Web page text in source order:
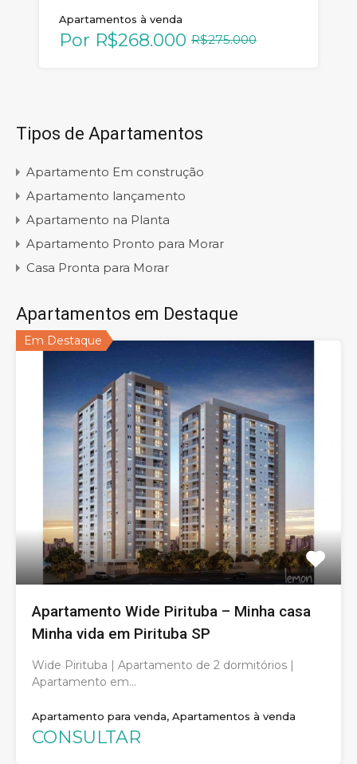
Apartamentos à venda
Por R$268.000 R$275.000
Tipos de Apartamentos
Apartamento Em construção
Apartamento lançamento
Apartamento na Planta
Apartamento Pronto para Morar
Casa Pronta para Morar
Apartamentos em Destaque
Em Destaque
Apartamento Wide Pirituba – Minha casa
Minha vida em Pirituba SP
Wide Pirituba | Apartamento de 2 dormitórios |
Apartamento em…
Apartamento para venda, Apartamentos à venda
CONSULTAR